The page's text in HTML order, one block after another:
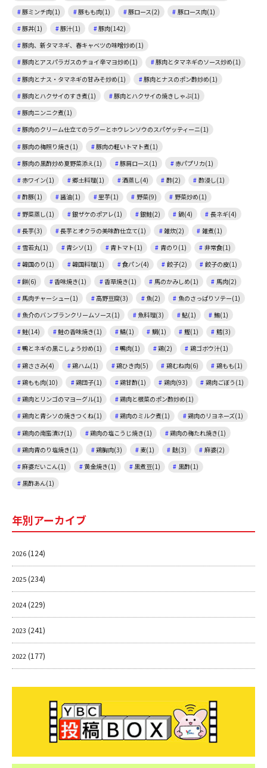
豚ミンチ肉(1)
豚もも肉(1) 豚ロース(2)
豚ロース肉(1)
豚丼(1)
豚汁(1)
豚肉(142)
豚肉、新タマネギ、春キャベツの味噌炒め(1)
豚肉とアスパラガスのチョイ辛マヨ炒め(1)
豚肉とタマネギのソース炒め(1)
豚肉とナス・タマネギの甘みそ炒め(1)
豚肉とナスのポン酢炒め(1)
豚肉とハクサイのすき煮(1)
豚肉とハクサイの焼きしゃぶ(1)
豚肉ニンニク煮(1)
豚肉のクリーム仕立てのラグーとホウレンソウのスパゲッティーニ(1)
豚肉の梅照り焼き(1)
豚肉の軽いトマト煮(1)
豚肉の黒酢炒め夏野菜添え(1)
豚肩ロース(1)
赤パプリカ(1)
赤ワイン(1)
郷土料理(1) 酒蒸し(4) 酢(2)
酢浸し(1)
酢豚(1)
醤油(1) 里芋(1) 野菜(9)
野菜炒め(1)
野菜蒸し(1)
銀ザケのポアレ(1) 銀鮭(2) 鍋(4)
長ネギ(4)
長芋(3)
長芋とオクラの美味酢仕立て(1) 雑炊(2)
雑煮(1)
雪若丸(1)
青シソ(1) 青トマト(1) 青のり(1)
非常食(1)
韓国のり(1)
韓国料理(1) 食パン(4) 餃子(2)
餃子の皮(1)
餅(6)
香味焼き(1) 香草焼き(1) 馬のかみしめ(1)
馬肉(2)
馬肉チャーシュー(1)
高野豆腐(3) 魚(2)
魚のさっぱりソテー(1)
魚介のバンブランクリームソース(1)
魚料理(3) 鮎(1)
鮪(1)
鮭(14)
鮭の香味焼き(1) 鯖(1) 鯛(1) 鰹(1)
鱈(3)
鴨とネギの黒こしょう炒め(1)
鴨肉(1) 鶏(2)
鶏ゴボウ汁(1)
鶏ささみ(4)
鶏ハム(1) 鶏ひき肉(5) 鶏むね肉(6)
鶏もも(1)
鶏もも肉(10)
鶏団子(1) 鶏甘酢(1) 鶏肉(93)
鶏肉ごぼう(1)
鶏肉とリンゴのマヨーグル(1)
鶏肉と根菜のポン酢炒め(1)
鶏肉と青シソの焼きつくね(1)
鶏肉のミルク煮(1)
鶏肉のリヨネーズ(1)
鶏肉の南蛮漬け(1)
鶏肉の塩こうじ焼き(1)
鶏肉の梅たれ焼き(1)
鶏肉青のり塩焼き(1)
鶏胸肉(3) 麦(1) 麩(3)
麻婆(2)
麻婆だいこん(1)
黄金焼き(1) 黒煮豆(1)
黒酢(1)
黒酢あん(1)
年別アーカイブ
2026(124)
2025(234)
2024(229)
2023 (241)
2022(177)